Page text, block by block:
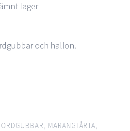
lager
och hallon.
, MARÄNGTÅRTA,